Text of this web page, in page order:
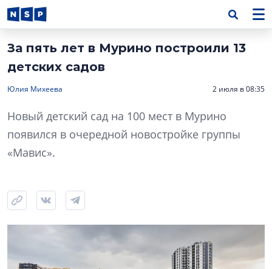
За пять лет в Мурино построили 13
детских садов
Юлия Михеева 2 июля в 08:35
Новый детский сад на 100 мест в Мурино
появился в очередной новостройке группы
«Мавис».